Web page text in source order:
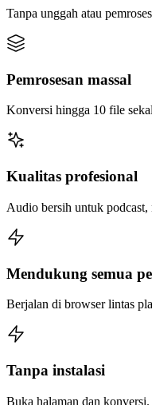
Tanpa unggah atau
Pemrosesan massal
Konversi hingga 10 file
Kualitas profesional
Audio bersih untuk podcast,
Mendukung semua
Berjalan di browser lintas
Tanpa instalasi
Buka halaman dan